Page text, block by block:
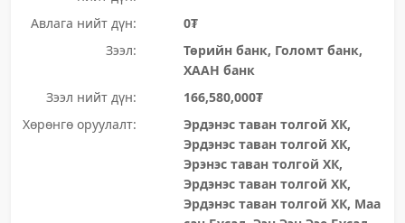
Авлага нийт дүн:
0₮
Зээл:
Төрийн банк, Голомт банк,
ХААН банк
Зээл нийт дүн:
166,580,000₮
Хөрөнгө оруулалт:
Эрдэнэс таван толгой ХК,
Эрдэнэс таван толгой ХК,
Эрэнэс таван толгой ХК,
Эрдэнэс таван толгой ХК,
Эрдэнэс таван толгой ХК, Маа